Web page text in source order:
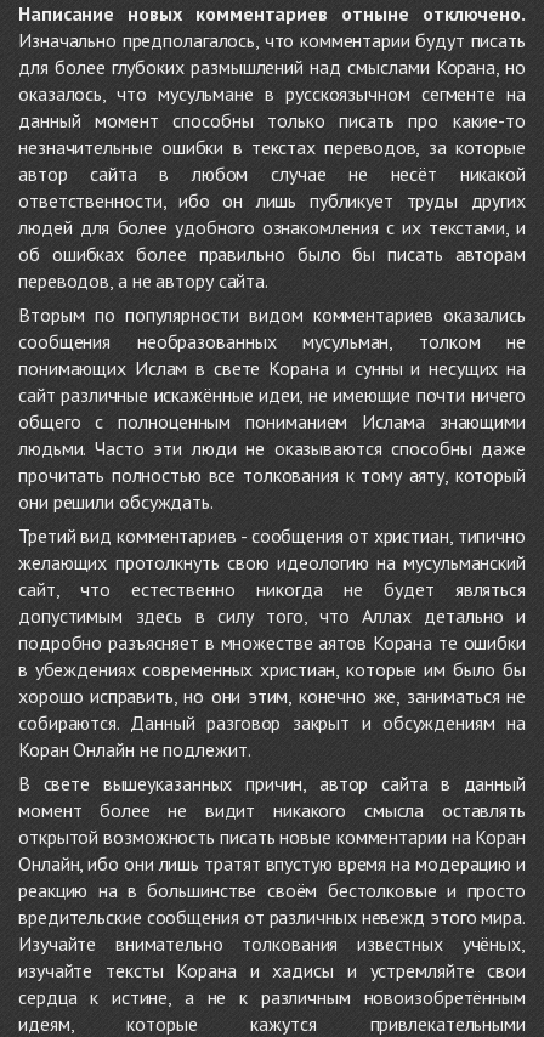
Написание новых комментариев отныне отключено.
Изначально предполагалось, что комментарии будут писать
для более глубоких размышлений над смыслами Корана, но
оказалось, что мусульмане в русскоязычном сегменте на
данный момент способны только писать про какие-то
незначительные ошибки в текстах переводов, за которые
автор сайта в любом случае не несёт никакой
ответственности, ибо он лишь публикует труды других
людей для более удобного ознакомления с их текстами, и
об ошибках более правильно было бы писать авторам
переводов, а не автору сайта.
Вторым по популярности видом комментариев оказались
сообщения необразованных мусульман, толком не
понимающих Ислам в свете Корана и сунны и несущих на
сайт различные искажённые идеи, не имеющие почти ничего
общего с полноценным пониманием Ислама знающими
людьми. Часто эти люди не оказываются способны даже
прочитать полностью все толкования к тому аяту, который
они решили обсуждать.
Третий вид комментариев - сообщения от христиан, типично
желающих протолкнуть свою идеологию на мусульманский
сайт, что естественно никогда не будет являться
допустимым здесь в силу того, что Аллах детально и
подробно разъясняет в множестве аятов Корана те ошибки
в убеждениях современных христиан, которые им было бы
хорошо исправить, но они этим, конечно же, заниматься не
собираются. Данный разговор закрыт и обсуждениям на
Коран Онлайн не подлежит.
В свете вышеуказанных причин, автор сайта в данный
момент более не видит никакого смысла оставлять
открытой возможность писать новые комментарии на Коран
Онлайн, ибо они лишь тратят впустую время на модерацию и
реакцию на в большинстве своём бестолковые и просто
вредительские сообщения от различных невежд этого мира.
Изучайте внимательно толкования известных учёных,
изучайте тексты Корана и хадисы и устремляйте свои
сердца к истине, а не к различным новоизобретённым
идеям, которые кажутся привлекательными